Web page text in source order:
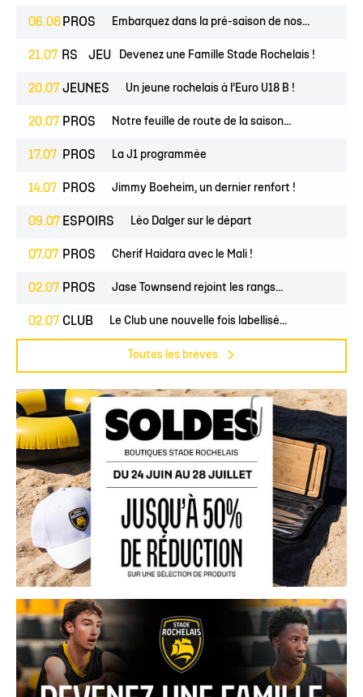
06.08 PROS Embarquez dans la pré-saison de nos...
21.07
ESPOIRS JEUNES Devenez une Famille Stade Rochelais !
20.07 JEUNES Un jeune rochelais à l’Euro U18 B !
20.07 PROS Notre feuille de route de la saison...
17.07 PROS La J1 programmée
14.07 PROS Jimmy Boeheim, un dernier renfort !
09.07 ESPOIRS Léo Dalger sur le départ
07.07 PROS Cherif Haidara avec le Mali !
02.07 PROS Jase Townsend rejoint les rangs...
02.07 CLUB Le Club une nouvelle fois labellisé...
Toutes les brèves